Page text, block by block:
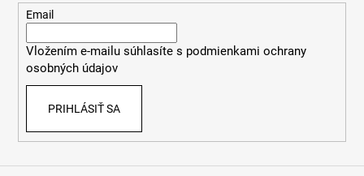
Email
Vložením e-mailu súhlasíte s podmienkami ochrany
osobných údajov
PRIHLÁSIŤ SA